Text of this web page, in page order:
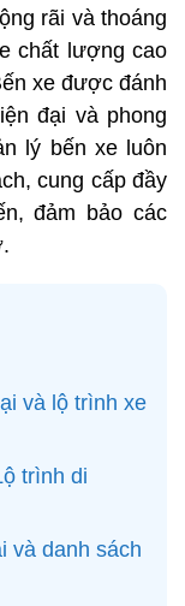
rãi và thoáng
chất lượng cao
xe được đánh
đại và phong
lý bến xe luôn
cung cấp đầy
đảm bảo các
và lộ trình xe
trình di
và danh sách